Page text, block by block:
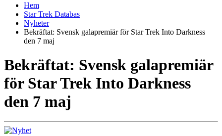
Hem
Star Trek Databas
Nyheter
Bekräftat: Svensk galapremiär för Star Trek Into Darkness
den 7 maj
Bekräftat: Svensk galapremiär
för Star Trek Into Darkness
den 7 maj